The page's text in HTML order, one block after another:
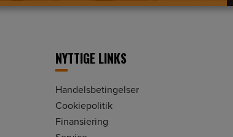
NYTTIGE LINKS
Handelsbetingelser
Cookiepolitik
Finansiering